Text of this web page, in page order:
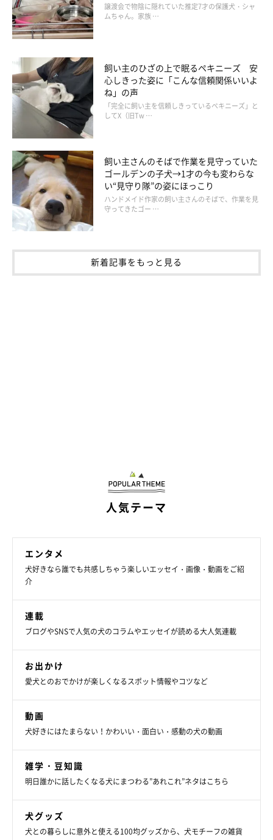
譲渡会で物陰に隠れていた推定7才の保護犬・シャ
ムちゃん。家族 …
飼い主のひざの上で眠るペキニーズ 安
心しきった姿に「こんな信頼関係いいよ
ね」の声
「完全に飼い主を信頼しきっているペキニーズ」と
してX（旧Tw …
飼い主さんのそばで作業を見守っていた
ゴールデンの子犬→1才の今も変わらな
い“見守り隊”の姿にほっこり
ハンドメイド作家の飼い主さんのそばで、作業を見
守ってきたゴー …
新着記事をもっと見る
人気テーマ
エンタメ
犬好きなら誰でも共感しちゃう楽しいエッセイ・画像・動画をご紹
介
連載
ブログやSNSで人気の犬のコラムやエッセイが読める大人気連載
お出かけ
愛犬とのおでかけが楽しくなるスポット情報やコツなど
動画
犬好きにはたまらない！かわいい・面白い・感動の犬の動画
雑学・豆知識
明日誰かに話したくなる犬にまつわる”あれこれ”ネタはこちら
犬グッズ
犬との暮らしに意外と使える100均グッズから、犬モチーフの雑貨